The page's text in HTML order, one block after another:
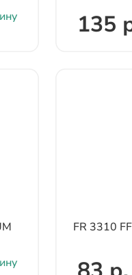
135
FR 3310